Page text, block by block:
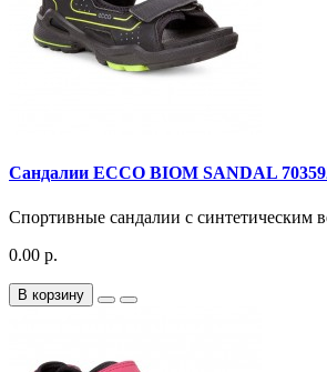
Сандалии ECCO BIOM SANDAL
Спортивные сандалии с синтетическим
0.00 р.
В корзину